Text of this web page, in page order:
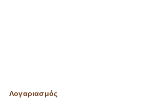
Λογαριασμός